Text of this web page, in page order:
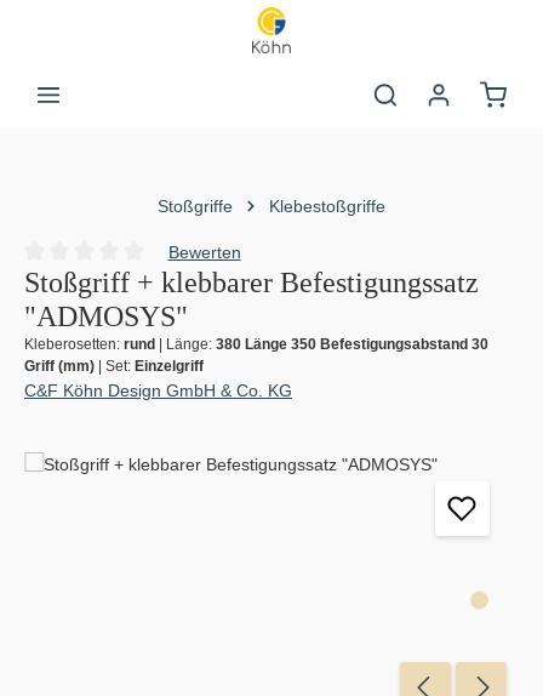
Stoßgriffe Klebestoßgriffe
Durchschnittliche Bewertung von 0 von 5 Sternen
Bewerten
Stoßgriff + klebbarer Befestigungssatz
"ADMOSYS"
Kleberosetten: rund | Länge: 380 Länge 350 Befestigungsabstand 30
Griff (mm) | Set: Einzelgriff
C&F Köhn Design GmbH & Co. KG
Bildergalerie überspringen